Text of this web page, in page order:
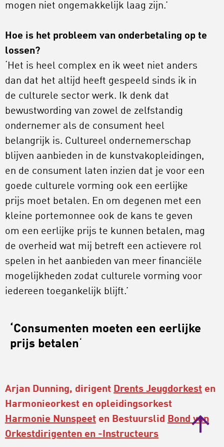
mogen niet ongemakkelijk laag zijn.’
Hoe is het probleem van onderbetaling op te
lossen?
‘Het is heel complex en ik weet niet anders
dan dat het altijd heeft gespeeld sinds ik in
de culturele sector werk. Ik denk dat
bewustwording van zowel de zelfstandig
ondernemer als de consument heel
belangrijk is. Cultureel ondernemerschap
blijven aanbieden in de kunstvakopleidingen,
en de consument laten inzien dat je voor een
goede culturele vorming ook een eerlijke
prijs moet betalen. En om degenen met een
kleine portemonnee ook de kans te geven
om een eerlijke prijs te kunnen betalen, mag
de overheid wat mij betreft een actievere rol
spelen in het aanbieden van meer financiële
mogelijkheden zodat culturele vorming voor
iedereen toegankelijk blijft.’
‘Consumenten moeten een eerlijke
prijs betalen
Arjan Dunning, dirigent Drents Jeugdorkest en
Harmonieorkest en opleidingsorkest
Harmonie Nunspeet en Bestuurslid Bond van
Orkestdirigenten en -Instructeurs